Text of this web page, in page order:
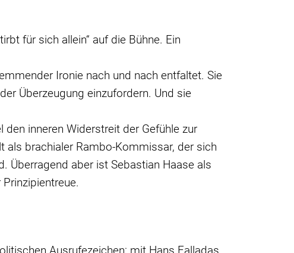
für sich allein“ auf die Bühne. Ein
Ironie nach und nach entfaltet. Sie
Überzeugung einzufordern. Und sie
den inneren Widerstreit der Gefühle zur
als brachialer Rambo-Kommissar, der sich
Überragend aber ist Sebastian Haase als